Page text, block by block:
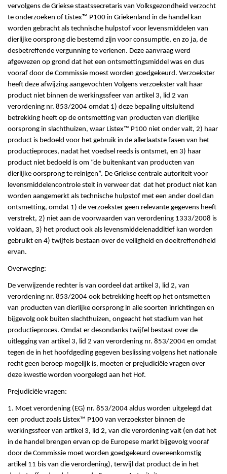
vervolgens de Griekse staatssecretaris van Volksgezondheid verzocht
te onderzoeken of Listex™ P100 in Griekenland in de handel kan
worden gebracht als technische hulpstof voor levensmiddelen van
dierlijke oorsprong die bestemd zijn voor consumptie, en zo ja, de
desbetreffende vergunning te verlenen. Deze aanvraag werd
afgewezen op grond dat het een ontsmettingsmiddel was en dus
vooraf door de Commissie moest worden goedgekeurd. Verzoekster
heeft deze afwijzing aangevochten Volgens verzoekster valt haar
product niet binnen de werkingssfeer van artikel 3, lid 2 van
verordening nr. 853/2004 omdat 1) deze bepaling uitsluitend
betrekking heeft op de ontsmetting van producten van dierlijke
oorsprong in slachthuizen, waar Listex™ P100 niet onder valt, 2) haar
product is bedoeld voor het gebruik in de allerlaatste fasen van het
productieproces, nadat het voedsel reeds is ontsmet, en 3) haar
product niet bedoeld is om “de buitenkant van producten van
dierlijke oorsprong te reinigen”. De Griekse centrale autoriteit voor
levensmiddelencontrole stelt in verweer dat dat het product niet kan
worden aangemerkt als technische hulpstof met een ander doel dan
ontsmetting, omdat 1) de verzoekster geen relevante gegevens heeft
verstrekt, 2) niet aan de voorwaarden van verordening 1333/2008 is
voldaan, 3) het product ook als levensmiddelenadditief kan worden
gebruikt en 4) twijfels bestaan over de veiligheid en doeltreffendheid
ervan.
Overweging:
De verwijzende rechter is van oordeel dat artikel 3, lid 2, van
verordening nr. 853/2004 ook betrekking heeft op het ontsmetten
van producten van dierlijke oorsprong in alle soorten inrichtingen en
bijgevolg ook buiten slachthuizen, ongeacht het stadium van het
productieproces. Omdat er desondanks twijfel bestaat over de
uitlegging van artikel 3, lid 2 van verordening nr. 853/2004 en omdat
tegen de in het hoofdgeding gegeven beslissing volgens het nationale
recht geen beroep mogelijk is, moeten er prejudiciële vragen over
deze kwestie worden voorgelegd aan het Hof.
Prejudiciële vragen:
1. Moet verordening (EG) nr. 853/2004 aldus worden uitgelegd dat
een product zoals Listex™ P100 van verzoekster binnen de
werkingssfeer van artikel 3, lid 2, van die verordening valt (en dat het
in de handel brengen ervan op de Europese markt bijgevolg vooraf
door de Commissie moet worden goedgekeurd overeenkomstig
artikel 11 bis van die verordening), terwijl dat product de in het